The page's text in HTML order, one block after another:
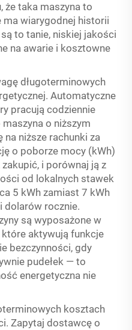
że taka maszyna to
ma wiarygodnej historii
to tanie, niskiej jakości
na awarie i kosztowne
długoterminowych
Automatyczne
pracują codziennie
o niższym
na niższe rachunki za
o poborze mocy (kWh)
i porównaj ją z
od lokalnych stawek
5 kWh zamiast 7 kWh
dolarów rocznie.
są wyposażone w
aktywują funkcje
bezczynności, gdy
pudełek — to
energetyczna nie
kosztach
Zapytaj dostawcę o